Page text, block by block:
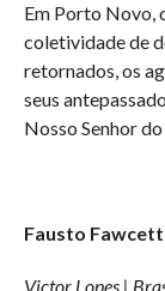
Em Porto Novo,
coletividade de
retornados, os
seus
Nosso Senhor
Fausto Fawcett
Victor Lopes |